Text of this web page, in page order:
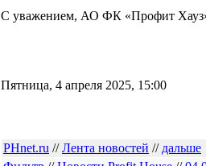
С уважением, АО ФК «Профит
Пятница, 4 апреля 2025, 15:00
PHnet.ru //Лента новостей // дальше